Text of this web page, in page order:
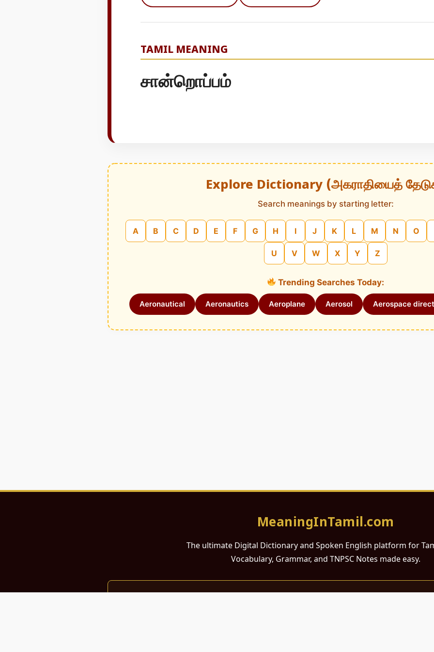
TAMIL MEANING
சான்றொப்பம்
Explore Dictionary (அகராதியைத்
Search meanings by starting letter:
A B C D E F G H I J K L M N O
U V W X Y Z
Trending Searches Today:
Aeronautical Aeronautics Aeroplane Aerosol Aerospace
MeaningInTamil.com
The ultimate Digital Dictionary and Spoken English platform for
Vocabulary, Grammar, and TNPSC Notes made easy.